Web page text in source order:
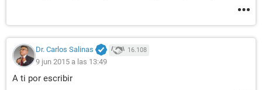
Dr. Carlos Salinas 16.108
9 jun 2015 a las 13:49
A ti por escribir